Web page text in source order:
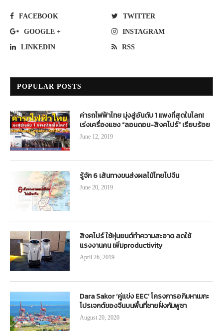
FACEBOOK TWITTER
GOOGLE + INSTAGRAM
LINKEDIN RSS
POPULAR POSTS
ค่ารถไฟฟ้าไทย มุ่งสู่อันดับ 1 แพงที่สุดในโลก!
เร่งเครื่องแซง “ลอนดอน-สิงคโปร์” เรียบร้อย
June 12, 2019
รู้จัก 6 เส้นทางขนส่งผลไม้ไทยไปจีน
June 20, 2019
สิงคโปร์ ใช้หุ่นยนต์ทำความสะอาด ลดใช้
แรงงานคน เพิ่มproductivity
April 26, 2019
Dara Sakor ‘คู่แข่ง EEC’ โครงการอภิมหาเมกะ
โปรเจกต์ของจีนบนพื้นที่ชายฝั่งกัมพูชา
August 20, 2020